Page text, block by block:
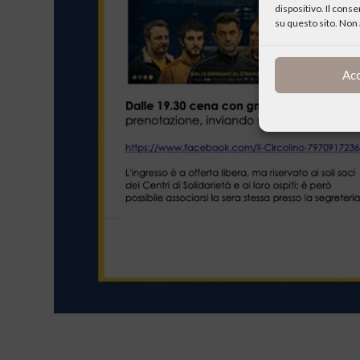
dispositivo. Il
su questo sito.